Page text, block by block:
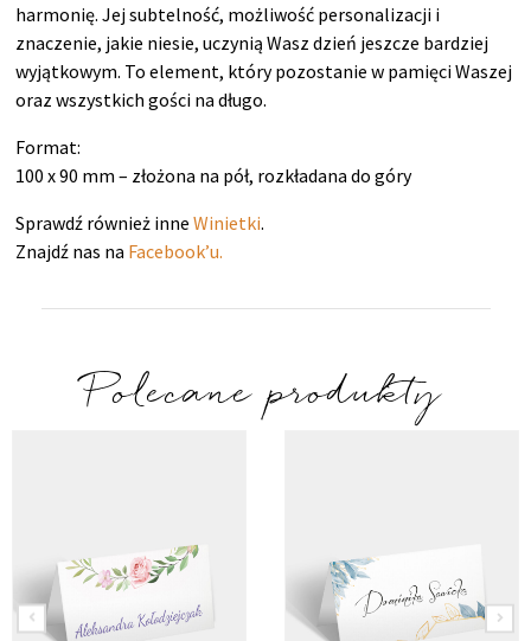
harmonię. Jej subtelność, możliwość personalizacji i
znaczenie, jakie niesie, uczynią Wasz dzień jeszcze bardziej
wyjątkowym. To element, który pozostanie w pamięci Waszej
oraz wszystkich gości na długo.
Format:
100 x 90 mm – złożona na pół, rozkładana do góry
Sprawdź również inneWinietki.
Znajdź nas na Facebook’u.
Polecane produkty